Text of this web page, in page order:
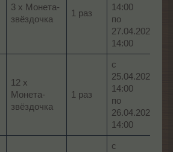
3 x Монета-
звёздочка
1 раз
14:00
по
27.04.2026,
14:00
12 x
Монета-
звёздочка
1 раз
с
25.04.2026,
14:00
по
26.04.2026,
14:00
с